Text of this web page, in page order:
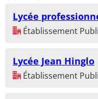
Lycée
Établissement
Lycée Jean Hinglo
Établissement